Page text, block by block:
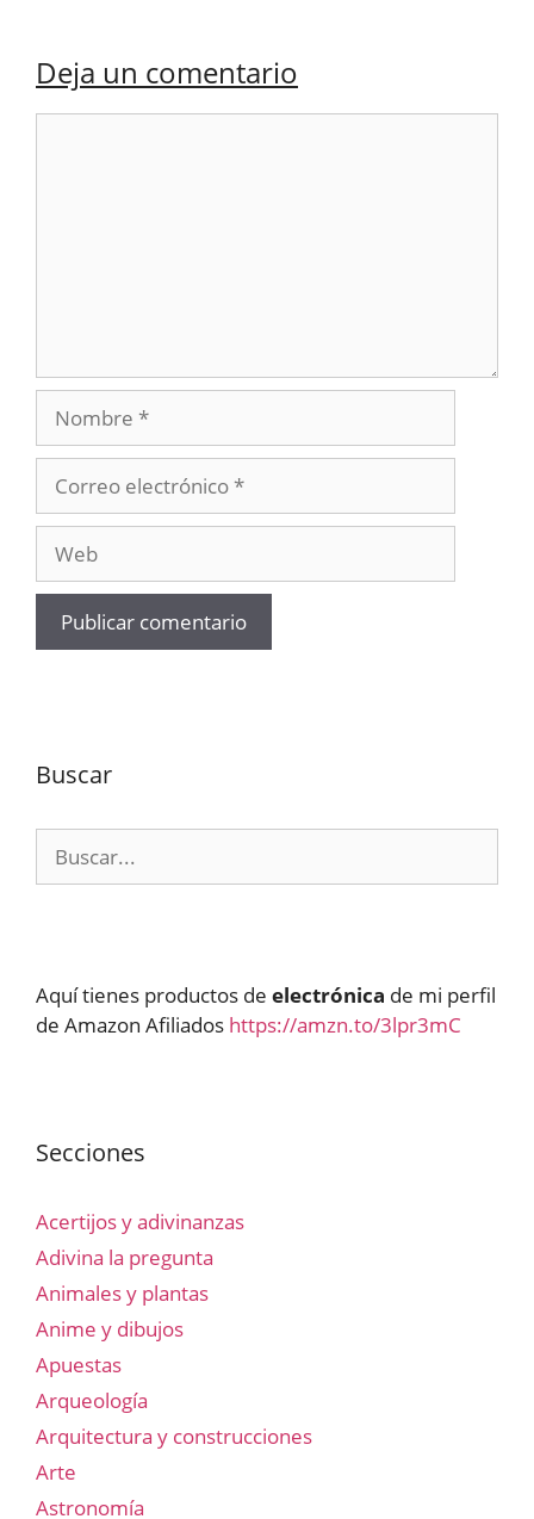
Deja un comentario
Nombre
electrónico
Buscar
Aquí tienes productos de electrónica de mi perfil
de Amazon Afiliados https://amzn.to/3lpr3mC
Secciones
Acertijos y adivinanzas
Adivina la pregunta
Animales y plantas
Anime y dibujos
Apuestas
Arqueología
Arquitectura y construcciones
Arte
Astronomía